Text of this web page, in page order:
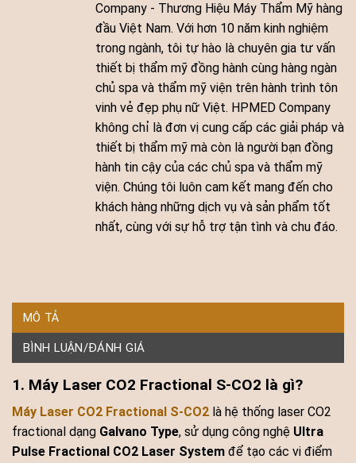
Company - Thương Hiệu Máy Thẩm Mỹ hàng
đầu Việt Nam. Với hơn 10 năm kinh nghiệm
trong ngành, tôi tự hào là chuyên gia tư vấn
thiết bị thẩm mỹ đồng hành cùng hàng ngàn
chủ spa và thẩm mỹ viện trên hành trình tôn
vinh vẻ đẹp phụ nữ Việt. HPMED Company
không chỉ là đơn vị cung cấp các giải pháp và
thiết bị thẩm mỹ mà còn là người bạn đồng
hành tin cậy của các chủ spa và thẩm mỹ
viện. Chúng tôi luôn cam kết mang đến cho
khách hàng những dịch vụ và sản phẩm tốt
nhất, cùng với sự hỗ trợ tận tình và chu đáo.
MÔ TẢ
BÌNH LUẬN/ĐÁNH GIÁ
1. Máy Laser CO2 Fractional S-CO2 là gì?
Máy Laser CO2 Fractional S-CO2 là hệ thống laser CO2
fractional dạng Galvano Type, sử dụng công nghệ Ultra
Pulse Fractional CO2 Laser System để tạo các vi điểm